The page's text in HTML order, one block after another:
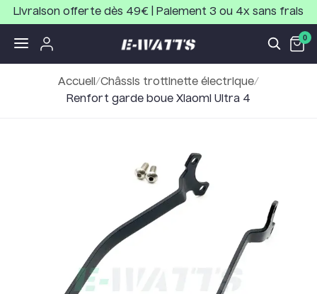
Livraison offerte dès 49€ | Paiement 3 ou 4x sans frais
0
Accueil /Châssis trottinette électrique/
Renfort garde boue Xiaomi Ultra 4